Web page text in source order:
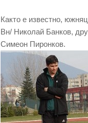
Както е известно,
Вн/ Николай Банков,
Симеон Пиронков.